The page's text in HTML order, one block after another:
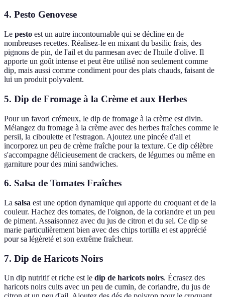
4. Pesto Genovese
Le pesto est un autre incontournable qui se décline en de
nombreuses recettes. Réalisez-le en mixant du basilic frais, des
pignons de pin, de l'ail et du parmesan avec de l'huile d'olive. Il
apporte un goût intense et peut être utilisé non seulement comme
dip, mais aussi comme condiment pour des plats chauds, faisant de
lui un produit polyvalent.
5. Dip de Fromage à la Crème et aux Herbes
Pour un favori crémeux, le dip de fromage à la crème est divin.
Mélangez du fromage à la crème avec des herbes fraîches comme le
persil, la ciboulette et l'estragon. Ajoutez une pincée d'ail et
incorporez un peu de crème fraîche pour la texture. Ce dip célèbre
s'accompagne délicieusement de crackers, de légumes ou même en
garniture pour des mini sandwiches.
6. Salsa de Tomates Fraîches
La salsa est une option dynamique qui apporte du croquant et de la
couleur. Hachez des tomates, de l'oignon, de la coriandre et un peu
de piment. Assaisonnez avec du jus de citron et du sel. Ce dip se
marie particulièrement bien avec des chips tortilla et est apprécié
pour sa légèreté et son extrême fraîcheur.
7. Dip de Haricots Noirs
Un dip nutritif et riche est le dip de haricots noirs. Écrasez des
haricots noirs cuits avec un peu de cumin, de coriandre, du jus de